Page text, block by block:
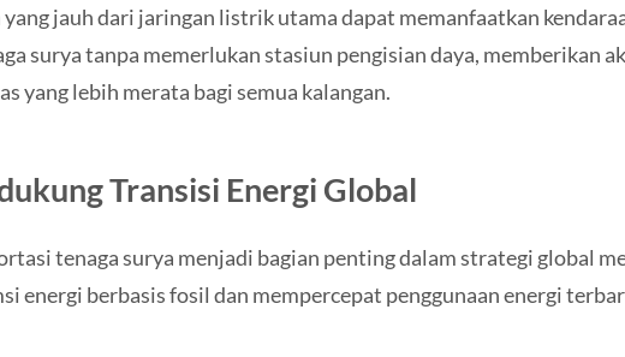
yang jauh dari jaringan listrik utama dapat memanfaatkan
surya tanpa memerlukan stasiun pengisian daya, memberikan
yang lebih merata bagi semua kalangan.
Transisi Energi Global
tenaga surya menjadi bagian penting dalam strategi global
energi berbasis fosil dan mempercepat penggunaan energi